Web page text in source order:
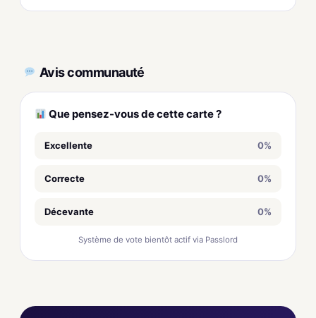
Avis communauté
Que pensez-vous de cette carte ?
Excellente 0%
Correcte 0%
Décevante 0%
Système de vote bientôt actif via Passlord